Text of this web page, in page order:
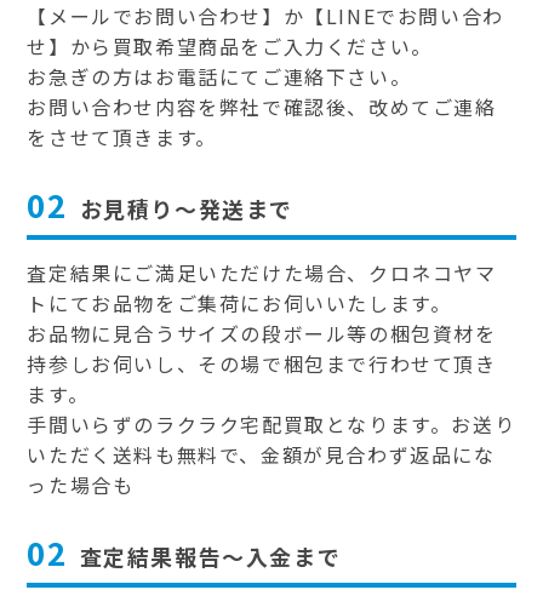
【メールでお問い合わせ】か【LINEでお問い合わ
せ】から買取希望商品をご入力ください。
お急ぎの方はお電話にてご連絡下さい。
お問い合わせ内容を弊社で確認後、改めてご連絡
をさせて頂きます。
02 お見積り～発送まで
査定結果にご満足いただけた場合、クロネコヤマ
トにてお品物をご集荷にお伺いいたします。
お品物に見合うサイズの段ボール等の梱包資材を
持参しお伺いし、その場で梱包まで行わせて頂き
ます。
手間いらずのラクラク宅配買取となります。お送り
いただく送料も無料で、金額が見合わず返品にな
った場合も
02 査定結果報告～入金まで